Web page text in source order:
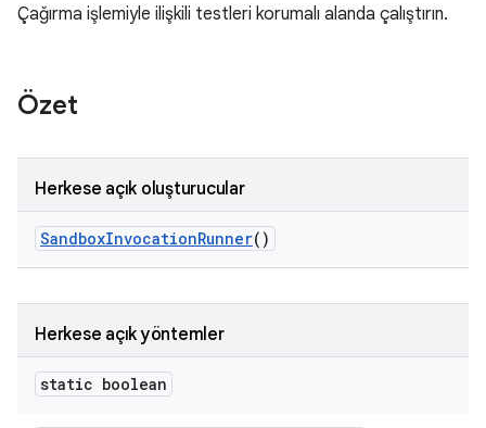
Çağırma işlemiyle ilişkili testleri korumalı alanda çalıştırın.
Özet
Herkese açık oluşturucular
SandboxInvocationRunner()
Herkese açık yöntemler
static boolean